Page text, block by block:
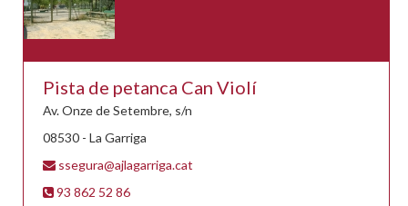
Pista de petanca Can Violí
Av. Onze de Setembre, s/n
08530 - La Garriga
ssegura@ajlagarriga.cat
93 862 52 86